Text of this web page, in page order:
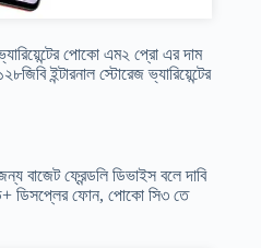
পোকো এম২ প্রো এর দাম
ইন্টারনাল স্টোরেজ ভ্যারিয়েন্টের
বাজেট ফ্রেন্ডলি ডিভাইস বলে দাবি
ডিসপ্লের ফোন, পোকো সি৩ তে